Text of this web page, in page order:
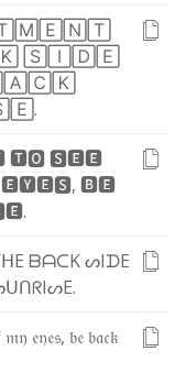
🄼 🄴 🄽 🅃
🄺 🅂 🄸 🄳 🄴
🄰 🄲 🄺
🄴 .
🆃🅾🆂🅴🅴
🅴🆈🅴🆂, 🅱🅴
🅴.
ᕼE ᗷᗩᑕKᔕIᗪE
ᑌᑎᖇIᔕE.
𝔪𝔶 𝔢𝔶𝔢𝔰, 𝔟𝔢𝔟𝔞𝔠𝔨